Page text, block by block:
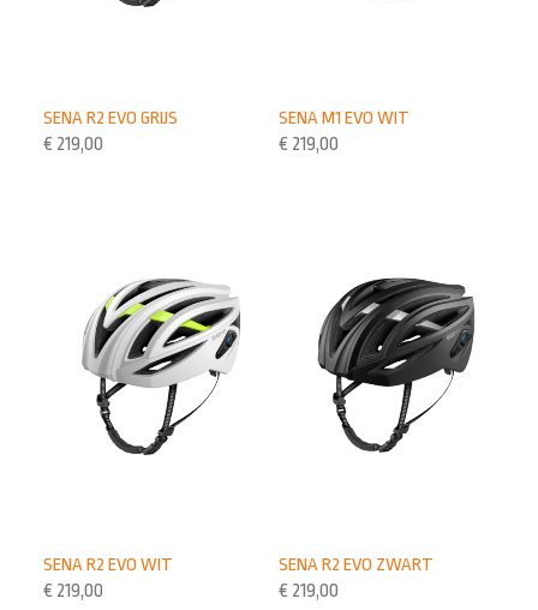
SENA M1 EVO WIT
€ 219,00
SENA R2 EVO GRIJS
€ 219,00
SENA R2 EVO ZWART
€ 219,00
SENA R2 EVO WIT
€ 219,00